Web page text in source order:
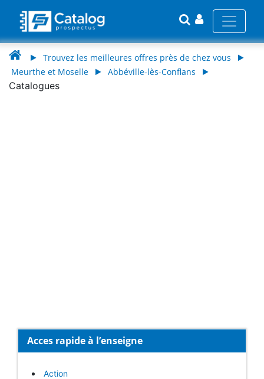
Trouvez les meilleures offres près de chez vous
Meurthe et Moselle
Abbéville-lès-Conflans
Catalogues
Acces rapide à l’enseigne
Action